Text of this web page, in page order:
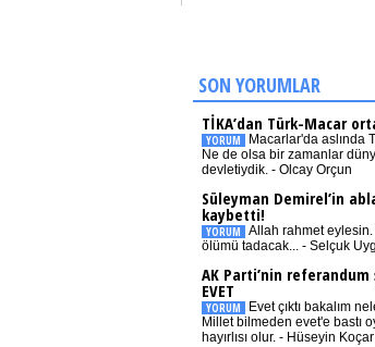
SON YORUMLAR
TİKA’dan Türk-Macar
YORUM
Macarlar'da aslında
Ne de olsa bir zamanlar
devletiydik. - Olcay Orçun
Süleyman Demirel’in
kaybetti!
YORUM Allah rahmet eylesin.
ölümü tadacak... - Selçuk
AK Parti’nin referandum
EVET
YORUM
Evet çıktı bakalım
Millet bilmeden evet'e bastı
hayırlısı olur. - Hüseyin Koçar